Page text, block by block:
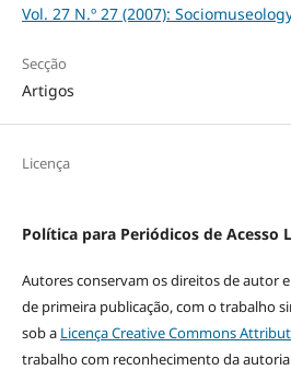
Vol. 27 N.º 27 (2007):
Secção
Artigos
Licença
Política para Periódicos de Acesso
Autores conservam os direitos de autor
de primeira publicação, com o trabalho
sob a Licença Creative Commons
trabalho com reconhecimento da